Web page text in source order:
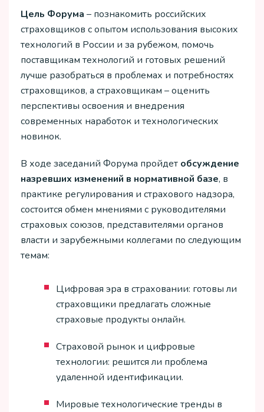
Цель Форума – познакомить российских
страховщиков с опытом использования высоких
технологий в России и за рубежом, помочь
поставщикам технологий и готовых решений
лучше разобраться в проблемах и потребностях
страховщиков, а страховщикам – оценить
перспективы освоения и внедрения
современных наработок и технологических
новинок.
В ходе заседаний Форума пройдет обсуждение
назревших изменений в нормативной базе, в
практике регулирования и страхового надзора,
состоится обмен мнениями с руководителями
страховых союзов, представителями органов
власти и зарубежными коллегами по следующим
темам:
Цифровая эра в страховании: готовы ли
страховщики предлагать сложные
страховые продукты онлайн.
Страховой рынок и цифровые
технологии: решится ли проблема
удаленной идентификации.
Мировые технологические тренды в